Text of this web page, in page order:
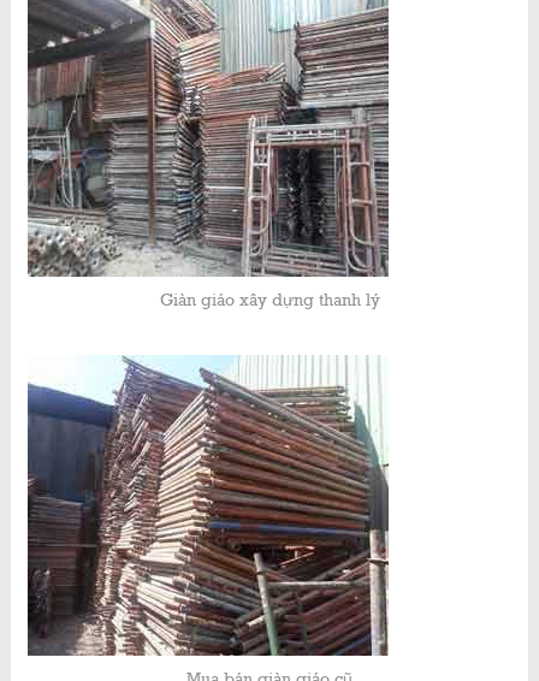
Giàn giáo xây dựng thanh lý